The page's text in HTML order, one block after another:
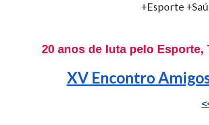
+Esporte
20 anos de luta pelo
XV Encontro